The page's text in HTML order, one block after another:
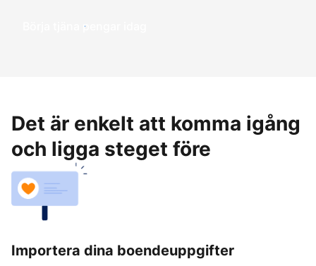
Börja tjäna pengar idag
Det är enkelt att komma igång
och ligga steget före
Importera dina boendeuppgifter